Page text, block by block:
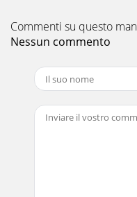
Pagina 14
IntesisBox® ME-AC-MBS-
Pagina 15
IntesisBox® ME-AC-
URLemailtelhttp://
Commenti su questo
Nessun commento